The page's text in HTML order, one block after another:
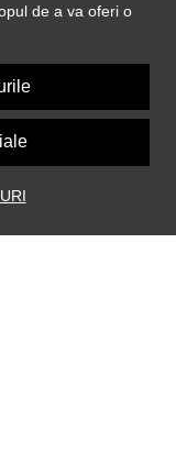
de a va oferi o